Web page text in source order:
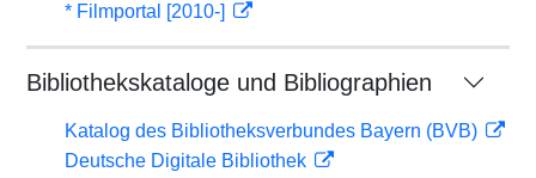
* Filmportal [2010-]
Bibliothekskataloge und Bibliographien
Katalog des Bibliotheksverbundes Bayern (BVB)
Deutsche Digitale Bibliothek